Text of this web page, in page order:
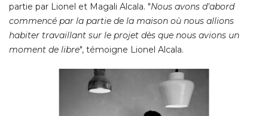
partie par Lionel et Magali Alcala. "Nous avons d'abord
commencé par la partie de la maison où nous allions
habiter travaillant sur le projet dès que nous avions un
moment de libre", témoigne Lionel Alcala.